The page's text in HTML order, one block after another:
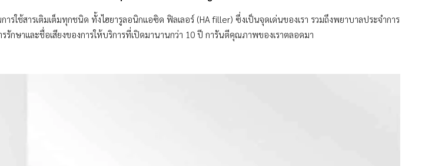
ใช้สารเติมเต็มทุกชนิด ทั้งไฮยารูลอนิกแอซิด ฟิลเลอร์ (HA filler) ซึ่งเป็นจุดเด่นของเรา รวมถึงพยาบาลประจำการ
กษาและชื่อเสียงของการให้บริการที่เปิดมานานกว่า 10 ปี การันตีคุณภาพของเราตลอดมา